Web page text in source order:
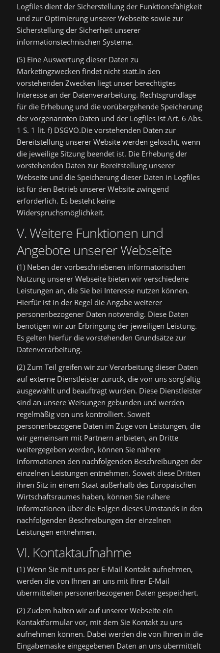
Logfiles dient der Sicherstellung der Funktionsfähigkeit
und zur Optimierung unserer Webseite sowie zur
Sicherstellung der Sicherheit unserer
informationstechnischen Systeme.
(5) Eine Auswertung dieser Daten zu
Marketingzwecken findet nicht statt.In den
vorstehenden Zwecken liegt unser berechtigtes
Interesse an der Datenverarbeitung. Rechtsgrundlage
für die Erhebung und die vorübergehende Speicherung
der vorgenannten Daten und der Logfiles ist Art. 6 Abs.
1 S. 1 lit. f) DSGVO.Die vorstehenden Daten zur
Bereitstellung unserer Website werden gelöscht, wenn
die jeweilige Sitzung beendet ist. Die Erhebung der
vorstehenden Daten zur Bereitstellung unserer
Webseite und die Speicherung dieser Daten in Logfiles
ist für den Betrieb unserer Website zwingend
erforderlich. Es besteht keine
Widerspruchsmöglichkeit.
V. Weitere Funktionen und
Angebote unserer Webseite
(1) Neben der vorbeschriebenen informatorischen
Nutzung unserer Webseite bieten wir verschiedene
Leistungen an, die Sie bei Interesse nutzen können.
Hierfür ist in der Regel die Angabe weiterer
personenbezogener Daten notwendig. Diese Daten
benötigen wir zur Erbringung der jeweiligen Leistung.
Es gelten hierfür die vorstehenden Grundsätze zur
Datenverarbeitung.
(2) Zum Teil greifen wir zur Verarbeitung dieser Daten
auf externe Dienstleister zurück, die von uns sorgfältig
ausgewählt und beauftragt wurden. Diese Dienstleister
sind an unsere Weisungen gebunden und werden
regelmäßig von uns kontrolliert. Soweit
personenbezogene Daten im Zuge von Leistungen, die
wir gemeinsam mit Partnern anbieten, an Dritte
weitergegeben werden, können Sie nähere
Informationen den nachfolgenden Beschreibungen der
einzelnen Leistungen entnehmen. Soweit diese Dritten
ihren Sitz in einem Staat außerhalb des Europäischen
Wirtschaftsraumes haben, können Sie nähere
Informationen über die Folgen dieses Umstands in den
nachfolgenden Beschreibungen der einzelnen
Leistungen entnehmen.
VI. Kontaktaufnahme
(1) Wenn Sie mit uns per E-Mail Kontakt aufnehmen,
werden die von Ihnen an uns mit Ihrer E-Mail
übermittelten personenbezogenen Daten gespeichert.
(2) Zudem halten wir auf unserer Webseite ein
Kontaktformular vor, mit dem Sie Kontakt zu uns
aufnehmen können. Dabei werden die von Ihnen in die
Eingabemaske eingegebenen Daten an uns übermittelt